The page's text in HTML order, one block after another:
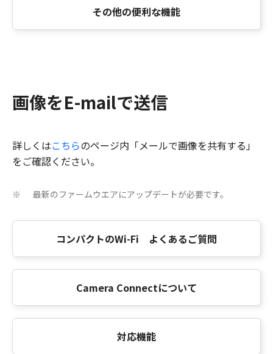
その他の便利な機能
画像をE-mailで送信
詳しくはこちらのページ内「メールで画像を共有する」
をご確認ください。
※ 最新のファームウエアにアップデートが必要です。
コンパクトのWi-Fi よくあるご質問
Camera Connectについて
対応機能